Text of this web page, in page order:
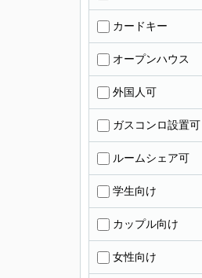
カードキー
オープンハウス
外国人可
ガスコンロ設置可
ルームシェア可
学生向け
カップル向け
女性向け